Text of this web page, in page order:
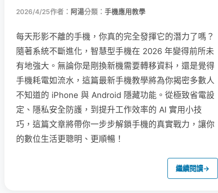
2026/4/25作者： 阿湯分類： 手機應用教學
每天形影不離的手機，你真的完全發揮它的潛力了嗎？
隨著系統不斷進化，智慧型手機在 2026 年變得前所未
有地強大。無論你是剛換新機需要轉移資料，還是覺得
手機耗電如流水，這篇最新手機教學將為你揭密多數人
不知道的 iPhone 與 Android 隱藏功能。從極致省電設
定、隱私安全防護，到提升工作效率的 AI 實用小技
巧，這篇文章將帶你一步步解鎖手機的真實戰力，讓你
的數位生活更聰明、更順暢！
繼續閱讀→